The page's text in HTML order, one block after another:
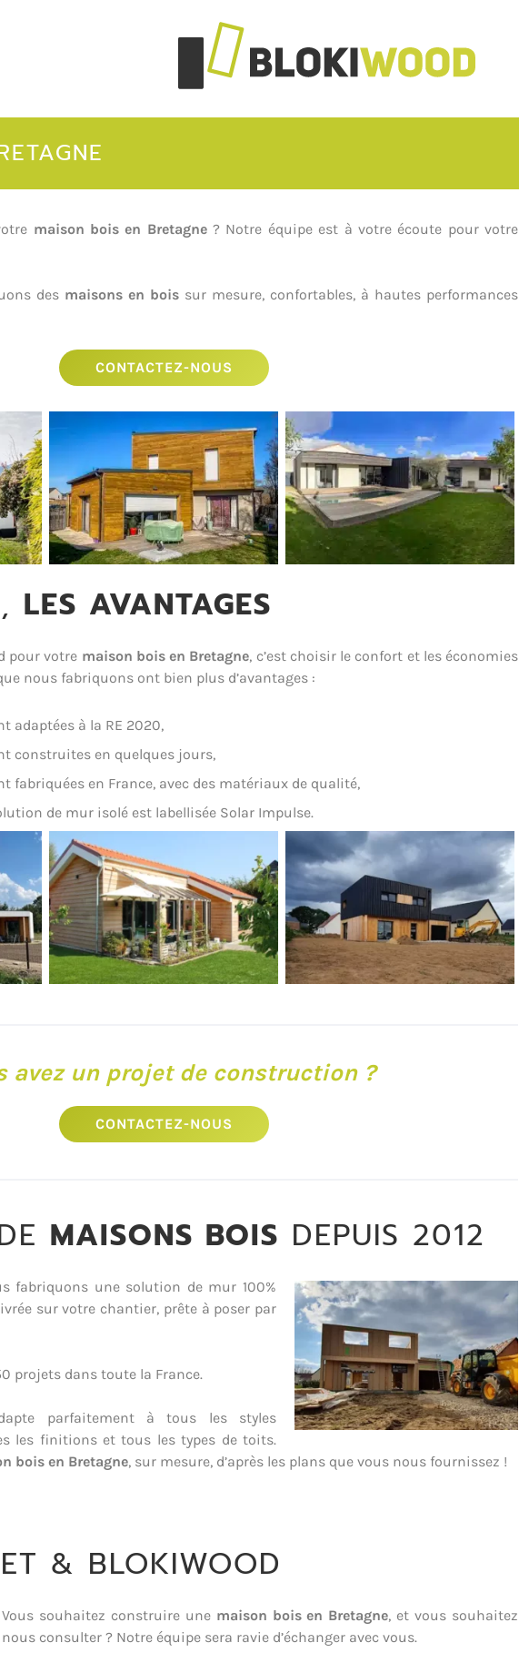
maison bois en Bretagne? Notre équipe est à votre écoute pour votre
des maisons en bois sur mesure, confortables, à hautes performances
CONTACTEZ-NOUS
LES AVANTAGES
pour votre maison bois en Bretagne, c’est choisir le confort et les économies
nous fabriquons ont bien plus d’avantages :
adaptées à la RE 2020,
construites en quelques jours,
fabriquées en France, avec des matériaux de qualité,
de mur isolé est labellisée Solar Impulse.
avez un projet de construction ?
CONTACTEZ-NOUS
MAISONS BOIS DEPUIS 2012
fabriquons une solution de mur 100%
sur votre chantier, prête à poser par
projets dans toute la France.
parfaitement à tous les styles
les finitions et tous les types de toits.
bois en Bretagne, sur mesure, d’après les plans que vous nous fournissez !
& BLOKIWOOD
Vous souhaitez construire une maison bois en Bretagne, et vous souhaitez
nous consulter ? Notre équipe sera ravie d’échanger avec vous.